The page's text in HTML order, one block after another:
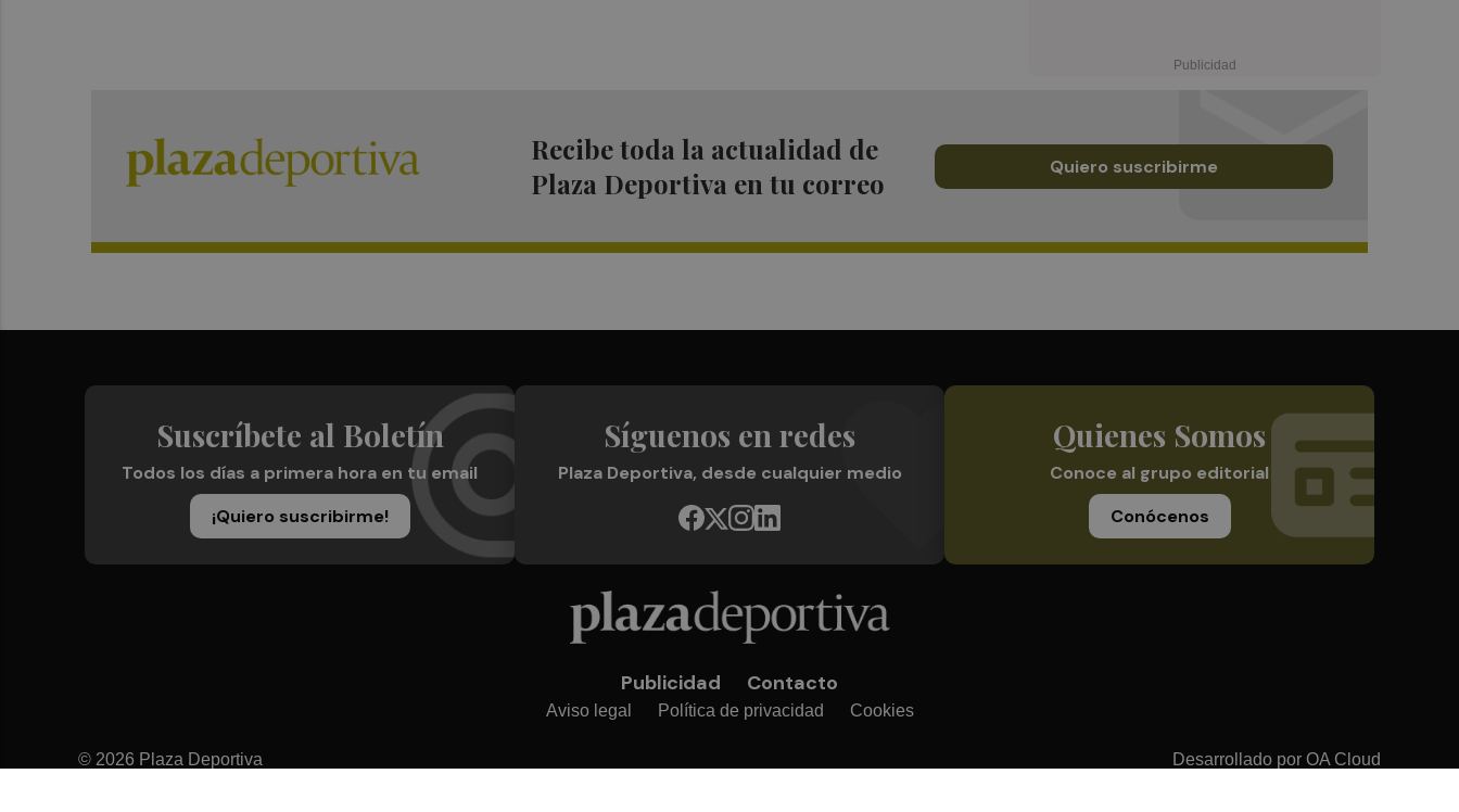
Recibe toda la actualidad de
Plaza Deportiva en tu correo
Quiero suscribirme
Suscríbete al Boletín
Todos los días a primera hora en tu email
¡Quiero suscribirme!
Síguenos en redes
Plaza Deportiva, desde cualquier medio
Quienes Somos
Conoce al grupo editorial
Conócenos
Publicidad Contacto
Aviso legal Política de privacidad Cookies
© 2026 Plaza Deportiva Desarrollado por OA Cloud